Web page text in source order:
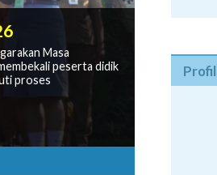
17 Juli 2026.
unggul di
Masa
peserta didik
proses
Murid Baru
Masa
untuk melanjutkan
di Provinsi
Profil